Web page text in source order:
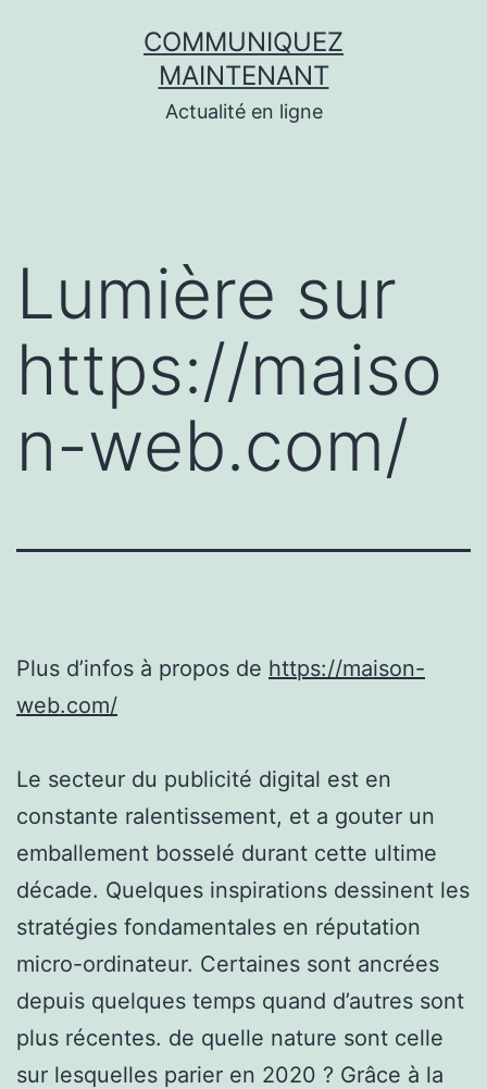
COMMUNIQUEZ
MAINTENANT
Actualité en ligne
Lumière sur
https://maiso
n-web.com/
Plus d’infos à propos de https://maison-
web.com/
Le secteur du publicité digital est en
constante ralentissement, et a gouter un
emballement bosselé durant cette ultime
décade. Quelques inspirations dessinent les
stratégies fondamentales en réputation
micro-ordinateur. Certaines sont ancrées
depuis quelques temps quand d’autres sont
plus récentes. de quelle nature sont celle
sur lesquelles parier en 2020 ? Grâce à la